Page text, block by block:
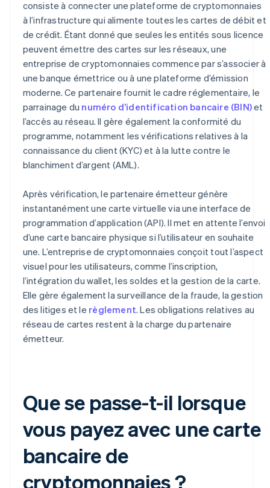
consiste à connecter une plateforme de cryptomonnaies
à l’infrastructure qui alimente toutes les cartes de débit et
de crédit. Étant donné que seules les entités sous licence
peuvent émettre des cartes sur les réseaux, une
entreprise de cryptomonnaies commence par s’associer à
une banque émettrice ou à une plateforme d’émission
moderne. Ce partenaire fournit le cadre réglementaire, le
parrainage du numéro d’identification bancaire (BIN)et
l’accès au réseau. Il gère également la conformité du
programme, notamment les vérifications relatives à la
connaissance du client (KYC) et à la lutte contre le
blanchiment d’argent (AML).
Après vérification, le partenaire émetteur génère
instantanément une carte virtuelle via une interface de
programmation d’application (API). Il met en attente l’envoi
d’une carte bancaire physique si l’utilisateur en souhaite
une. L’entreprise de cryptomonnaies conçoit tout l’aspect
visuel pour les utilisateurs, comme l’inscription,
l’intégration du wallet, les soldes et la gestion de la carte.
Elle gère également la surveillance de la fraude, la gestion
des litiges et le règlement. Les obligations relatives au
réseau de cartes restent à la charge du partenaire
émetteur.
Que se passe-t-il lorsque
vous payez avec une carte
bancaire de
cryptomonnaies ?